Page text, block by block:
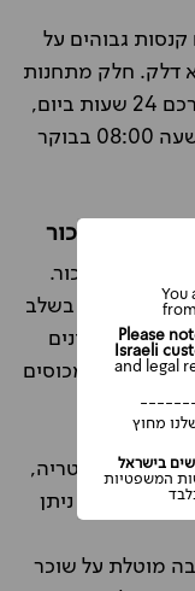
גבוהים על
דלק. חלק מתחנות
הדלק בערים הגדולות יהיו פתוחות עבורכם 24 שעות ביום,
אבל רוב תחנות הדלק יהיו פתוחות מהשעה 08:00 בבוקר
עם הרכב השכור
עם הרכב השכור.
לעבור כבר בשלב
אם אתם מזמינים
ותהיו מכוסים
שוויץ ואוסטריה,
אותה ניתן
מוטלת על שוכר
Please
Israeli
and legal
מחוץ
You
בישראל
המשפטיות